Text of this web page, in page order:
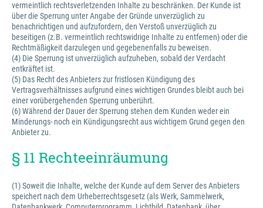
vermeintlich rechtsverletzenden Inhalte zu beschränken. Der Kunde ist
über die Sperrung unter Angabe der Gründe unverzüglich zu
benachrichtigen und aufzufordern, den Verstoß unverzüglich zu
beseitigen (z.B. vermeintlich rechtswidrige Inhalte zu entfernen) oder die
Rechtmäßigkeit darzulegen und gegebenenfalls zu beweisen.
(4) Die Sperrung ist unverzüglich aufzuheben, sobald der Verdacht
entkräftet ist.
(5) Das Recht des Anbieters zur fristlosen Kündigung des
Vertragsverhältnisses aufgrund eines wichtigen Grundes bleibt auch bei
einer vorübergehenden Sperrung unberührt.
(6) Während der Dauer der Sperrung stehen dem Kunden weder ein
Minderungs- noch ein Kündigungsrecht aus wichtigem Grund gegen den
Anbieter zu.
§ 11 Rechteeinräumung
(1) Soweit die Inhalte, welche der Kunde auf dem Server des Anbieters
speichert nach dem Urheberrechtsgesetz (als Werk, Sammelwerk,